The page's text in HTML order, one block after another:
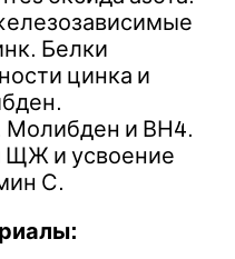
Белки
цинка и
Молибден и ВН4.
ЩЖ и усвоение
С.